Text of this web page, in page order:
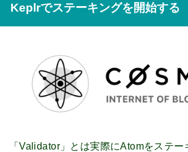
Keplrでステーキングを開始する
「Validator」とは実際にAtomをステ